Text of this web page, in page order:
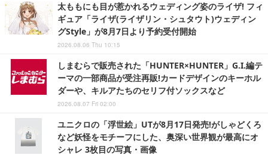
太ももにも目が惹かれるウェディング姿のライザ! フィ
ギュア「ライザ(ライザリン・シュタウト)ウェディン
グStyle」が8月7日より予約受付開始
2026.08.06 Thu 10:15
しまむらで販売された「HUNTER×HUNTER」G.I.編テ
ーマの一部商品が受注再販!カードデザインのキーホル
ダーや、キルアたちのセリフ付ソックスなど
2026.08.07 Fri 02:00
ユニクロの「浮世絵」UTが8月17日発売!がしゃどくろ
など妖怪をモチーフにした、奥深い世界観が最高にオ
シャレ 3枚目の写真・画像